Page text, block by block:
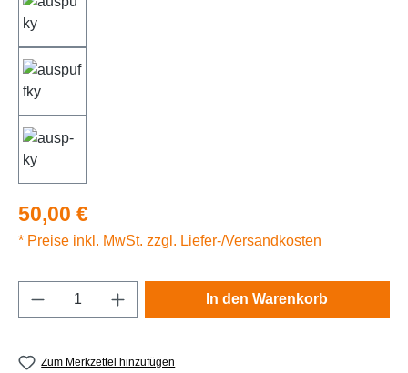
Regulärer Preis:
50,00 €
* Preise inkl. MwSt. zzgl. Liefer-/Versandkosten
Produkt Anzahl: Gib den gewünschten
In den Warenkorb
Zum Merkzettel hinzufügen